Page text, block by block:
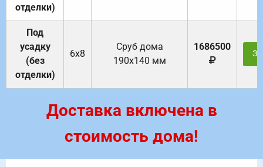
отделки)
Под
усадку
(без
отделки)
6х8
Cруб дома
190х140 мм
1686500
Доставка включена в
стоимость дома!